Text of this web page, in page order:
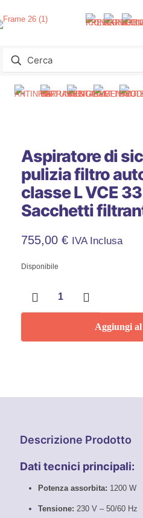
Aspiratore di
pulizia filtro
classe L VCE
Sacchetti
755,00 € IVA Inclusa
Disponibile
sicurezza
filtro
LAC-
Sacchetti
Aggiungi
Descrizione Prodotto
Dati tecnici principali:
Potenza assorbita: 1200 W
Tensione: 230 V – 50/60 Hz